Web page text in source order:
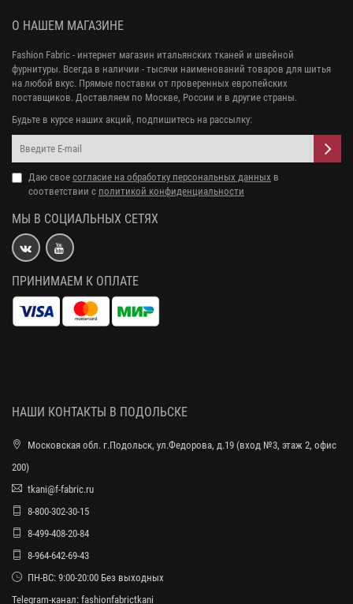
О НАШЕМ МАГАЗИНЕ
Fashion Fabric - интернет магазин итальянских тканей и швейной
фурнитуры. Всегда в наличии - тысячи наименований товаров для шитья
на любой вкус. Прямые поставки от проверенных европейских
поставщиков. Доставляем по Москве, России и в другие страны.
Будьте в курсе наших акций, подпишитесь на рассылку:
Даю свое согласие на обработку персональных данных в
соответствии с политикой конфиденциальности
МЫ В СОЦИАЛЬНЫХ СЕТЯХ
ПРИНИМАЕМ К ОПЛАТЕ
НАШИ КОНТАКТЫ В ПОДОЛЬСКЕ
Московская обл. г.Подольск, ул.Федорова, д.19 (вход №3, этаж 2, офис
200)
tkani@f-fabric.ru
8-800-302-30-15
8-499-408-20-84
8-964-642-69-43
ПН-ВС: 9:00-20:00 Без выходных
Telegram-канал: fashionfabrictkani